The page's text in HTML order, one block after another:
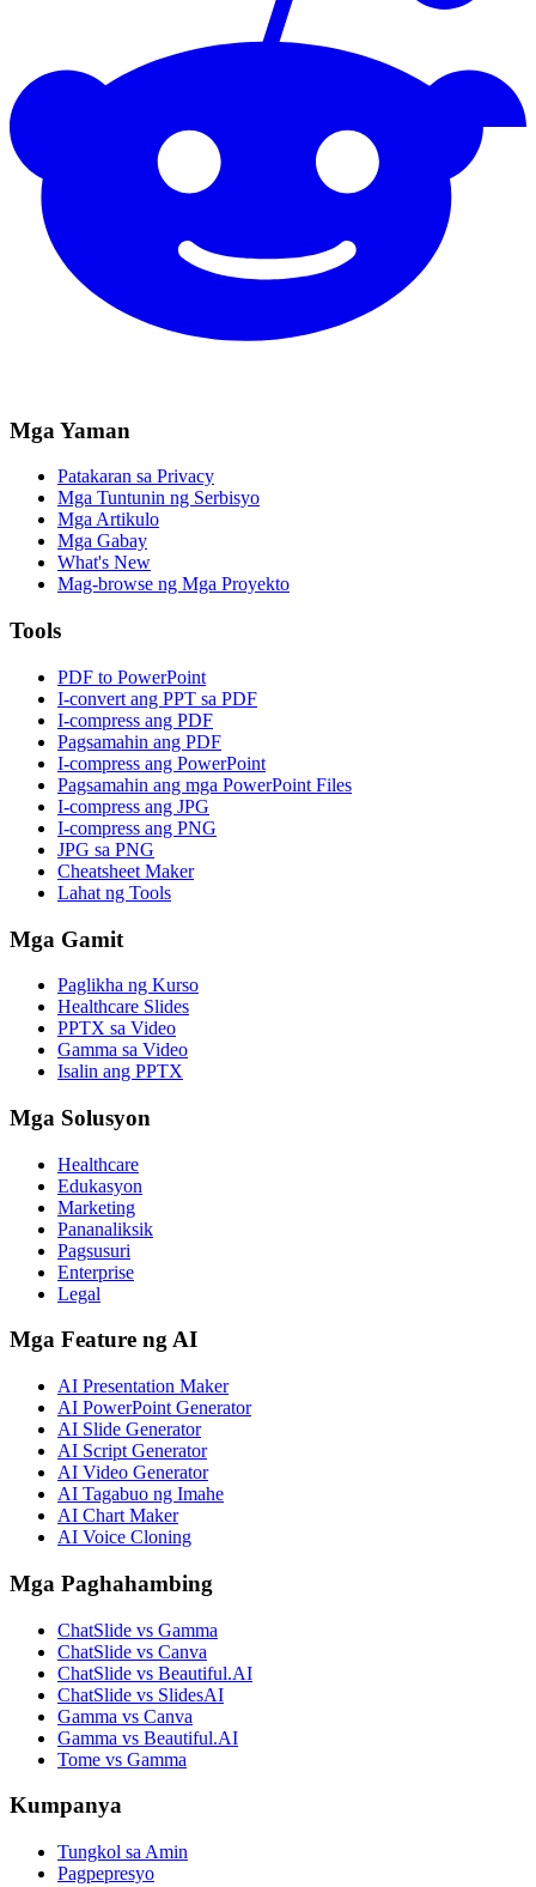
Mga Yaman
Patakaran sa Privacy
Mga Tuntunin ng Serbisyo
Mga Artikulo
Mga Gabay
What's New
Mag-browse ng Mga Proyekto
Tools
PDF to PowerPoint
I-convert ang PPT sa PDF
I-compress ang PDF
Pagsamahin ang PDF
I-compress ang PowerPoint
Pagsamahin ang mga PowerPoint Files
I-compress ang JPG
I-compress ang PNG
JPG sa PNG
Cheatsheet Maker
Lahat ng Tools
Mga Gamit
Paglikha ng Kurso
Healthcare Slides
PPTX sa Video
Gamma sa Video
Isalin ang PPTX
Mga Solusyon
Healthcare
Edukasyon
Marketing
Pananaliksik
Pagsusuri
Enterprise
Legal
Mga Feature ng AI
AI Presentation Maker
AI PowerPoint Generator
AI Slide Generator
AI Script Generator
AI Video Generator
AI Tagabuo ng Imahe
AI Chart Maker
AI Voice Cloning
Mga Paghahambing
ChatSlide vs Gamma
ChatSlide vs Canva
ChatSlide vs Beautiful.AI
ChatSlide vs SlidesAI
Gamma vs Canva
Gamma vs Beautiful.AI
Tome vs Gamma
Kumpanya
Tungkol sa Amin
Pagpepresyo